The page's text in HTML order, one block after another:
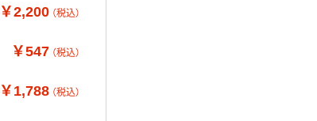
￥2,200 （税込）
￥547 （税込）
￥1,788 （税込）